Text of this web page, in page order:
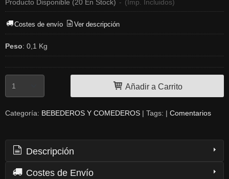
Producto Disponible (20 En Stock) - (Imp. Incluidos)
Costes de envío Ver descripción
Peso: 0,1 Kg
Añadir a Carrito
Categoría: BEBEDEROS Y COMEDEROS | Tags: | Comentarios
Descripción
Costes de Envío